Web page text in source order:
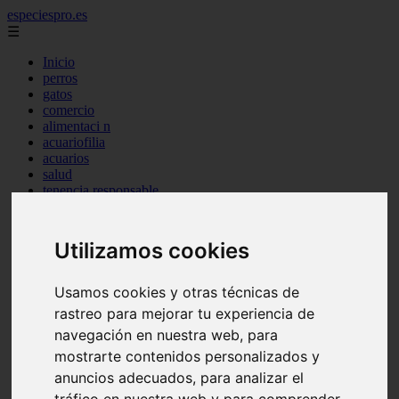
Utilizamos cookies
Usamos cookies y otras técnicas de
rastreo para mejorar tu experiencia de
navegación en nuestra web, para
mostrarte contenidos personalizados y
anuncios adecuados, para analizar el
especiespro.es
☰
Inicio
perros
gatos
comercio
alimentaci n
acuariofilia
acuarios
salud
tenencia responsable
marketing
peque os mam feros
verano
legislaci n
peluquer a
accesorios
peluquer a canina
complementos